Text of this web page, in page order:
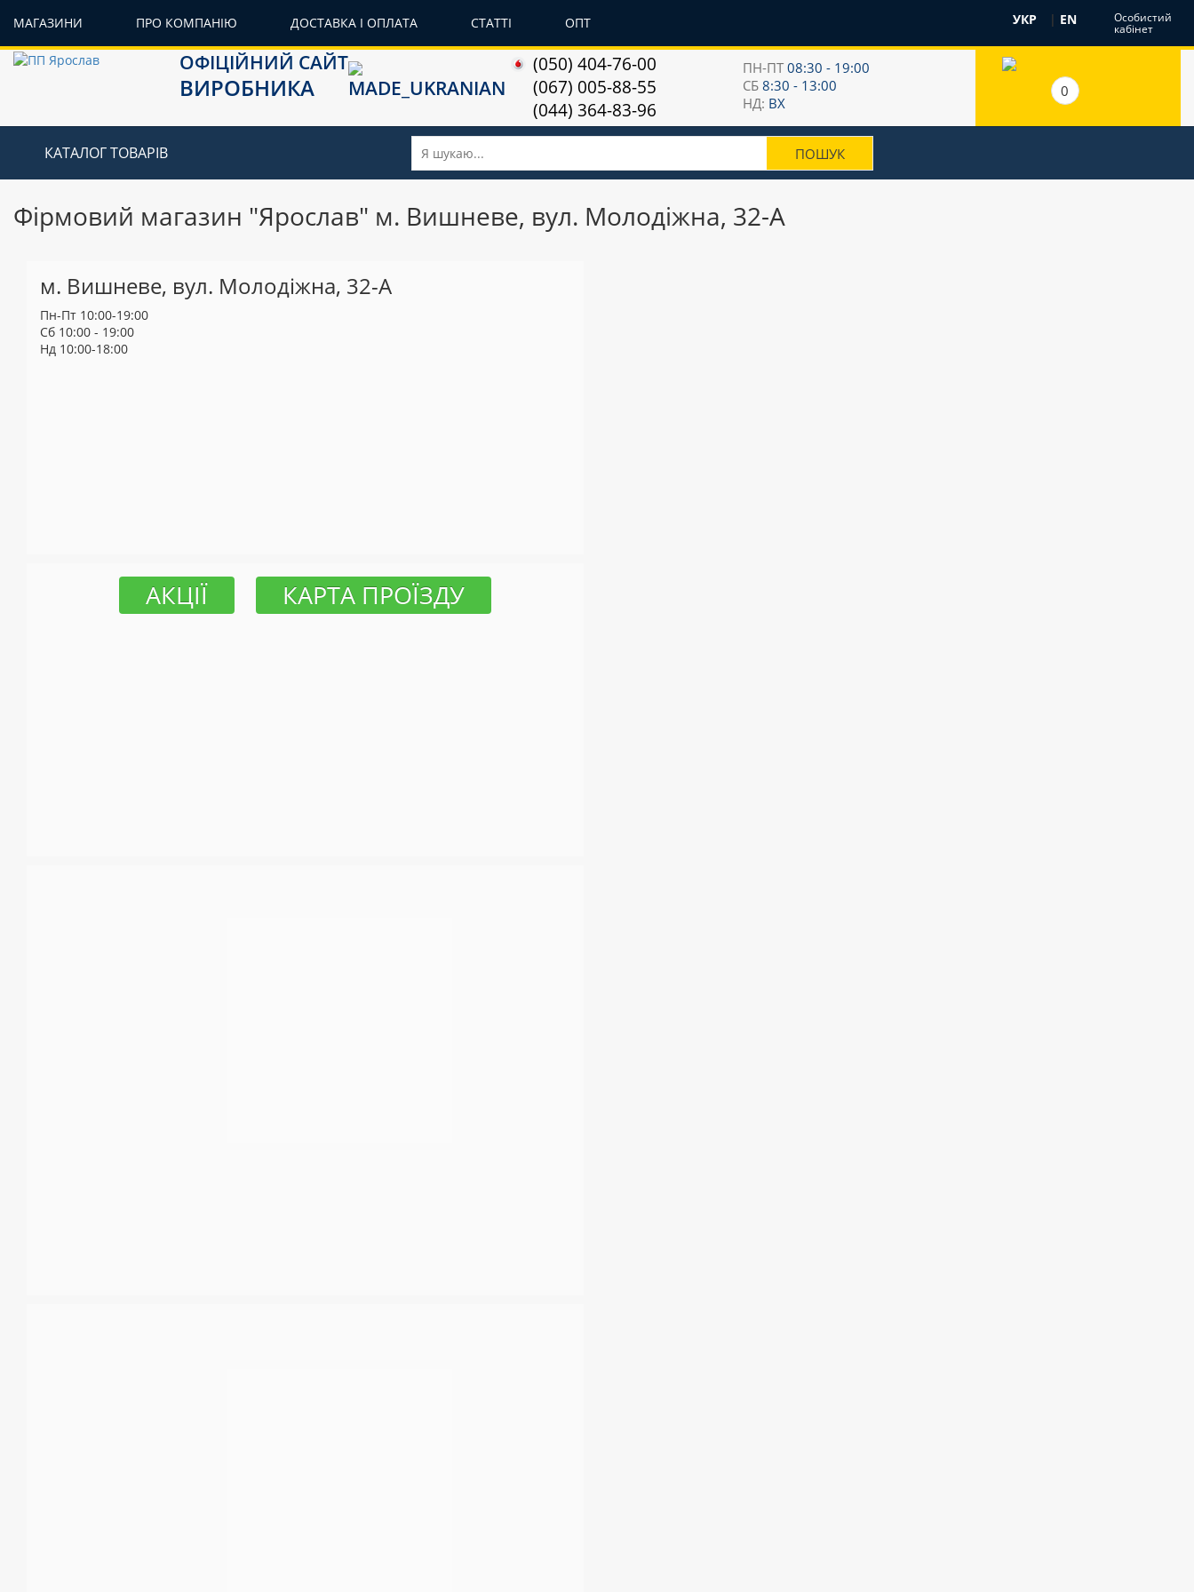
МАГАЗИНИ ПРО КОМПАНІЮ ДОСТАВКА І ОПЛАТА СТАТТІ ОПТ УКР | EN Особистий
кабінет
ОФІЦІЙНИЙ САЙТ
ВИРОБНИКА
(050) 404-76-00
(067) 005-88-55
(044) 364-83-96
ПН-ПТ08:30 - 19:00
СБ8:30 - 13:00
НД: ВХ
0
КАТАЛОГ ТОВАРІВ
Фірмовий магазин "Ярослав" м. Вишневе, вул. Молодіжна, 32-А
м. Вишневе, вул. Молодіжна, 32-А
Пн-Пт 10:00-19:00
Сб 10:00 - 19:00
Нд 10:00-18:00
АКЦІЇ КАРТА ПРОЇЗДУ